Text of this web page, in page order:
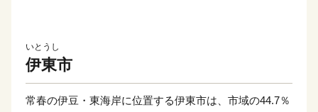
いとうし
伊東市
常春の伊豆・東海岸に位置する伊東市は、市域の44.7％